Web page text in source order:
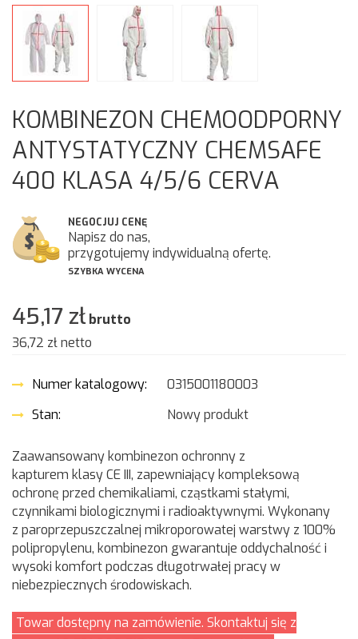
KOMBINEZON CHEMOODPORNY
ANTYSTATYCZNY CHEMSAFE
400 KLASA 4/5/6 CERVA
NEGOCJUJ CENĘ
Napisz do nas,
przygotujemy indywidualną ofertę.
SZYBKA WYCENA
45,17 zł brutto
36,72 złnetto
Numer katalogowy:
0315001180003
Stan:
Nowy produkt
Zaawansowany kombinezon ochronny z
kapturem klasy CE III, zapewniający kompleksową
ochronę przed chemikaliami, cząstkami stałymi,
czynnikami biologicznymi i radioaktywnymi. Wykonany
z paroprzepuszczalnej mikroporowatej warstwy z 100%
polipropylenu, kombinezon gwarantuje oddychalność i
wysoki komfort podczas długotrwałej pracy w
niebezpiecznych środowiskach.
Towar dostępny na zamówienie. Skontaktuj się z